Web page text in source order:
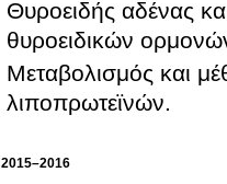
Θυροειδής αδένας
θυροειδικών
Μεταβολισμός και
λιποπρωτεϊνών.
2015–2016